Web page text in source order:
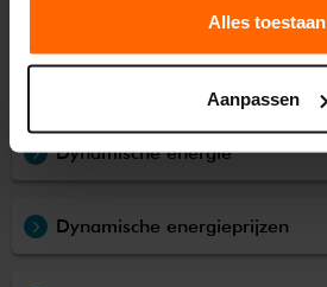
Alles toestaan
Aanpassen
Dynamische energie
Dynamische energieprijzen